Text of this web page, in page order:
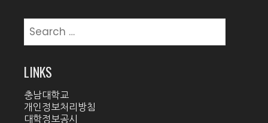
for:
LINKS
충남대학교
개인정보처리방침
대학정보공시